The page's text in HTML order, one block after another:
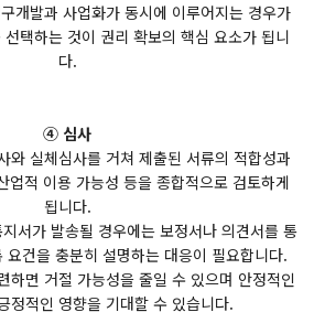
개발과 사업화가 동시에 이루어지는 경우가
택하는 것이 권리 확보의 핵심 요소가 됩니
다.
④ 심사
와 실체심사를 거쳐 제출된 서류의 적합성과
업적 이용 가능성 등을 종합적으로 검토하게
됩니다.
서가 발송될 경우에는 보정서나 의견서를 통
건을 충분히 설명하는 대응이 필요합니다.
하면 거절 가능성을 줄일 수 있으며 안정적인
정적인 영향을 기대할 수 있습니다.